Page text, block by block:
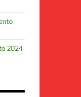
2024